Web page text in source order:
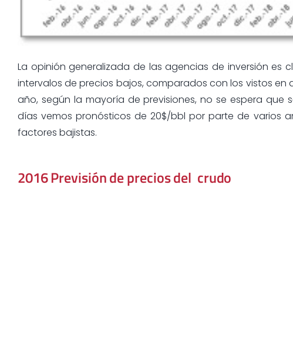
La opinión generalizada de las agencias de inversión es
intervalos de precios bajos, comparados con los vistos
año, según la mayoría de previsiones, no se espera que
días vemos pronósticos de 20$/bbl por parte de varios
factores bajistas.
2016 Previsión de precios del crudo